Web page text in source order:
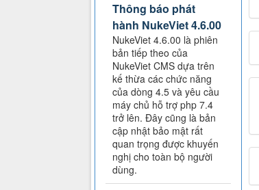
Thông báo phát
hành NukeViet 4.6.00
NukeViet 4.6.00 là phiên
bản tiếp theo của
NukeViet CMS dựa trên
kế thừa các chức năng
của dòng 4.5 và yêu cầu
máy chủ hỗ trợ php 7.4
trở lên. Đây cũng là bản
cập nhật bảo mật rất
quan trọng được khuyến
nghị cho toàn bộ người
dùng.